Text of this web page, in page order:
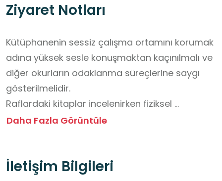
Ziyaret Notları
Kütüphanenin sessiz çalışma ortamını korumak
adına yüksek sesle konuşmaktan kaçınılmalı ve
diğer okurların odaklanma süreçlerine saygı
gösterilmelidir.
Raflardaki kitaplar incelenirken fiziksel
yapılarına zarar verilmemeli; okuma süreci
Kitapların ve çalışma alanlarının temizliğini
Daha Fazla Görüntüle
İletişim Bilgileri